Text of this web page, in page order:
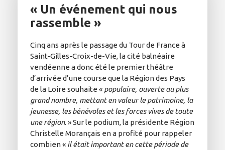
« Un événement qui nous
rassemble »
Cinq ans après le passage du Tour de France à
Saint-Gilles-Croix-de-Vie, la cité balnéaire
vendéenne a donc été le premier théâtre
d’arrivée d’une course que la Région des Pays
de la Loire souhaite « populaire, ouverte au plus
grand nombre, mettant en valeur le patrimoine, la
jeunesse, les bénévoles et les forces vives de toute
une région. » Sur le podium, la présidente Région
Christelle Morançais en a profité pour rappeler
combien « il était important en cette période de